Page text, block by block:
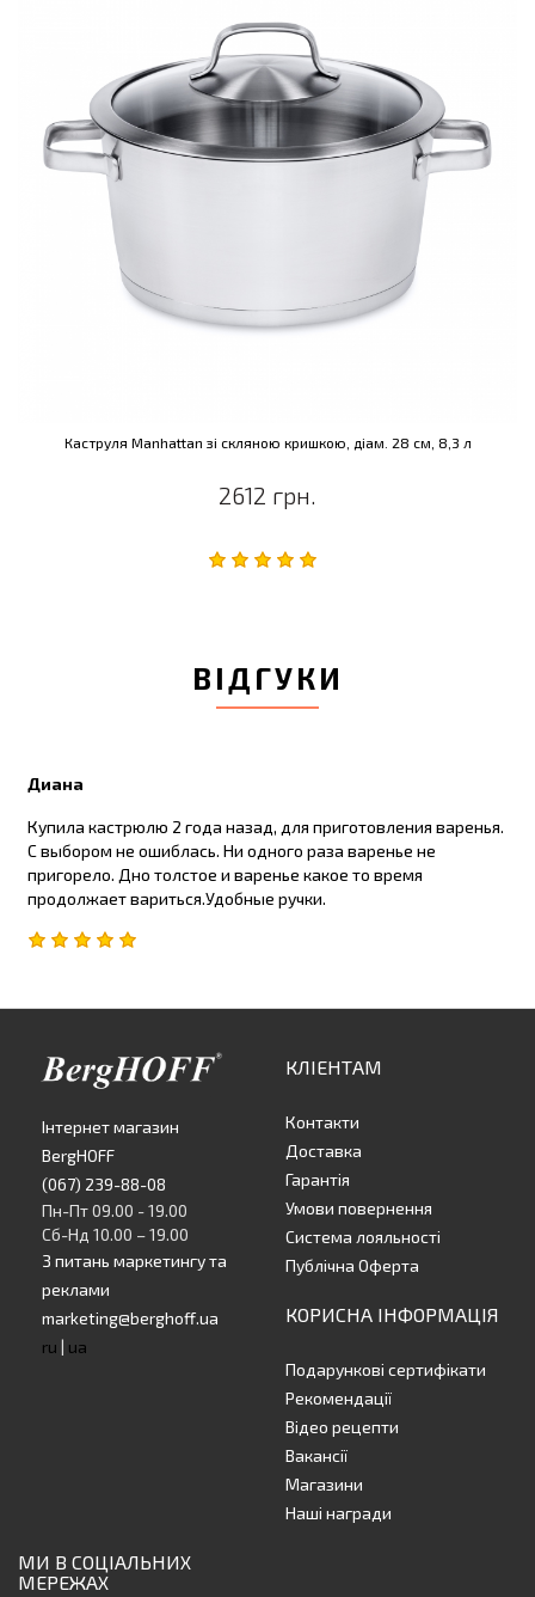
Каструля Manhattan зі скляною кришкою, діам. 28 см, 8,3 л
2612 грн.
ВІДГУКИ
Диана
Купила кастрюлю 2 года назад, для приготовления варенья.
С выбором не ошиблась. Ни одного раза варенье не
пригорело. Дно толстое и варенье какое то время
продолжает вариться.Удобные ручки.
Інтернет магазин
BergHOFF
(067) 239-88-08
Пн-Пт 09.00 - 19.00
Сб-Нд 10.00 – 19.00
З питань маркетингу та
реклами
marketing@berghoff.ua
ru | ua
КЛІЕНТАМ
Контакти
Доставка
Гарантія
Умови повернення
Система лояльності
Публічна Оферта
КОРИСНА ІНФОРМАЦІЯ
Подарункові сертифікати
Рекомендації
Відео рецепти
Вакансії
Магазини
Наші награди
МИ В СОЦІАЛЬНИХ
МЕРЕЖАХ